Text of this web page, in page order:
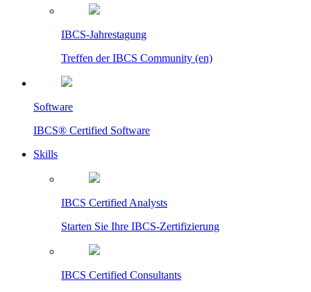
IBCS-Jahrestagung
Treffen der IBCS Community (en)
Software
IBCS® Certified Software
Skills
IBCS Certified Analysts
Starten Sie Ihre IBCS-Zertifizierung
IBCS Certified Consultants